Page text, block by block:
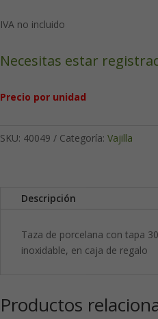
IVA no incluido
Necesitas estar
Precio por unidad
SKU: 40049 Categoría: Vajilla
Descripción
Taza de porcelana con tapa
inoxidable, en caja de regalo
Productos